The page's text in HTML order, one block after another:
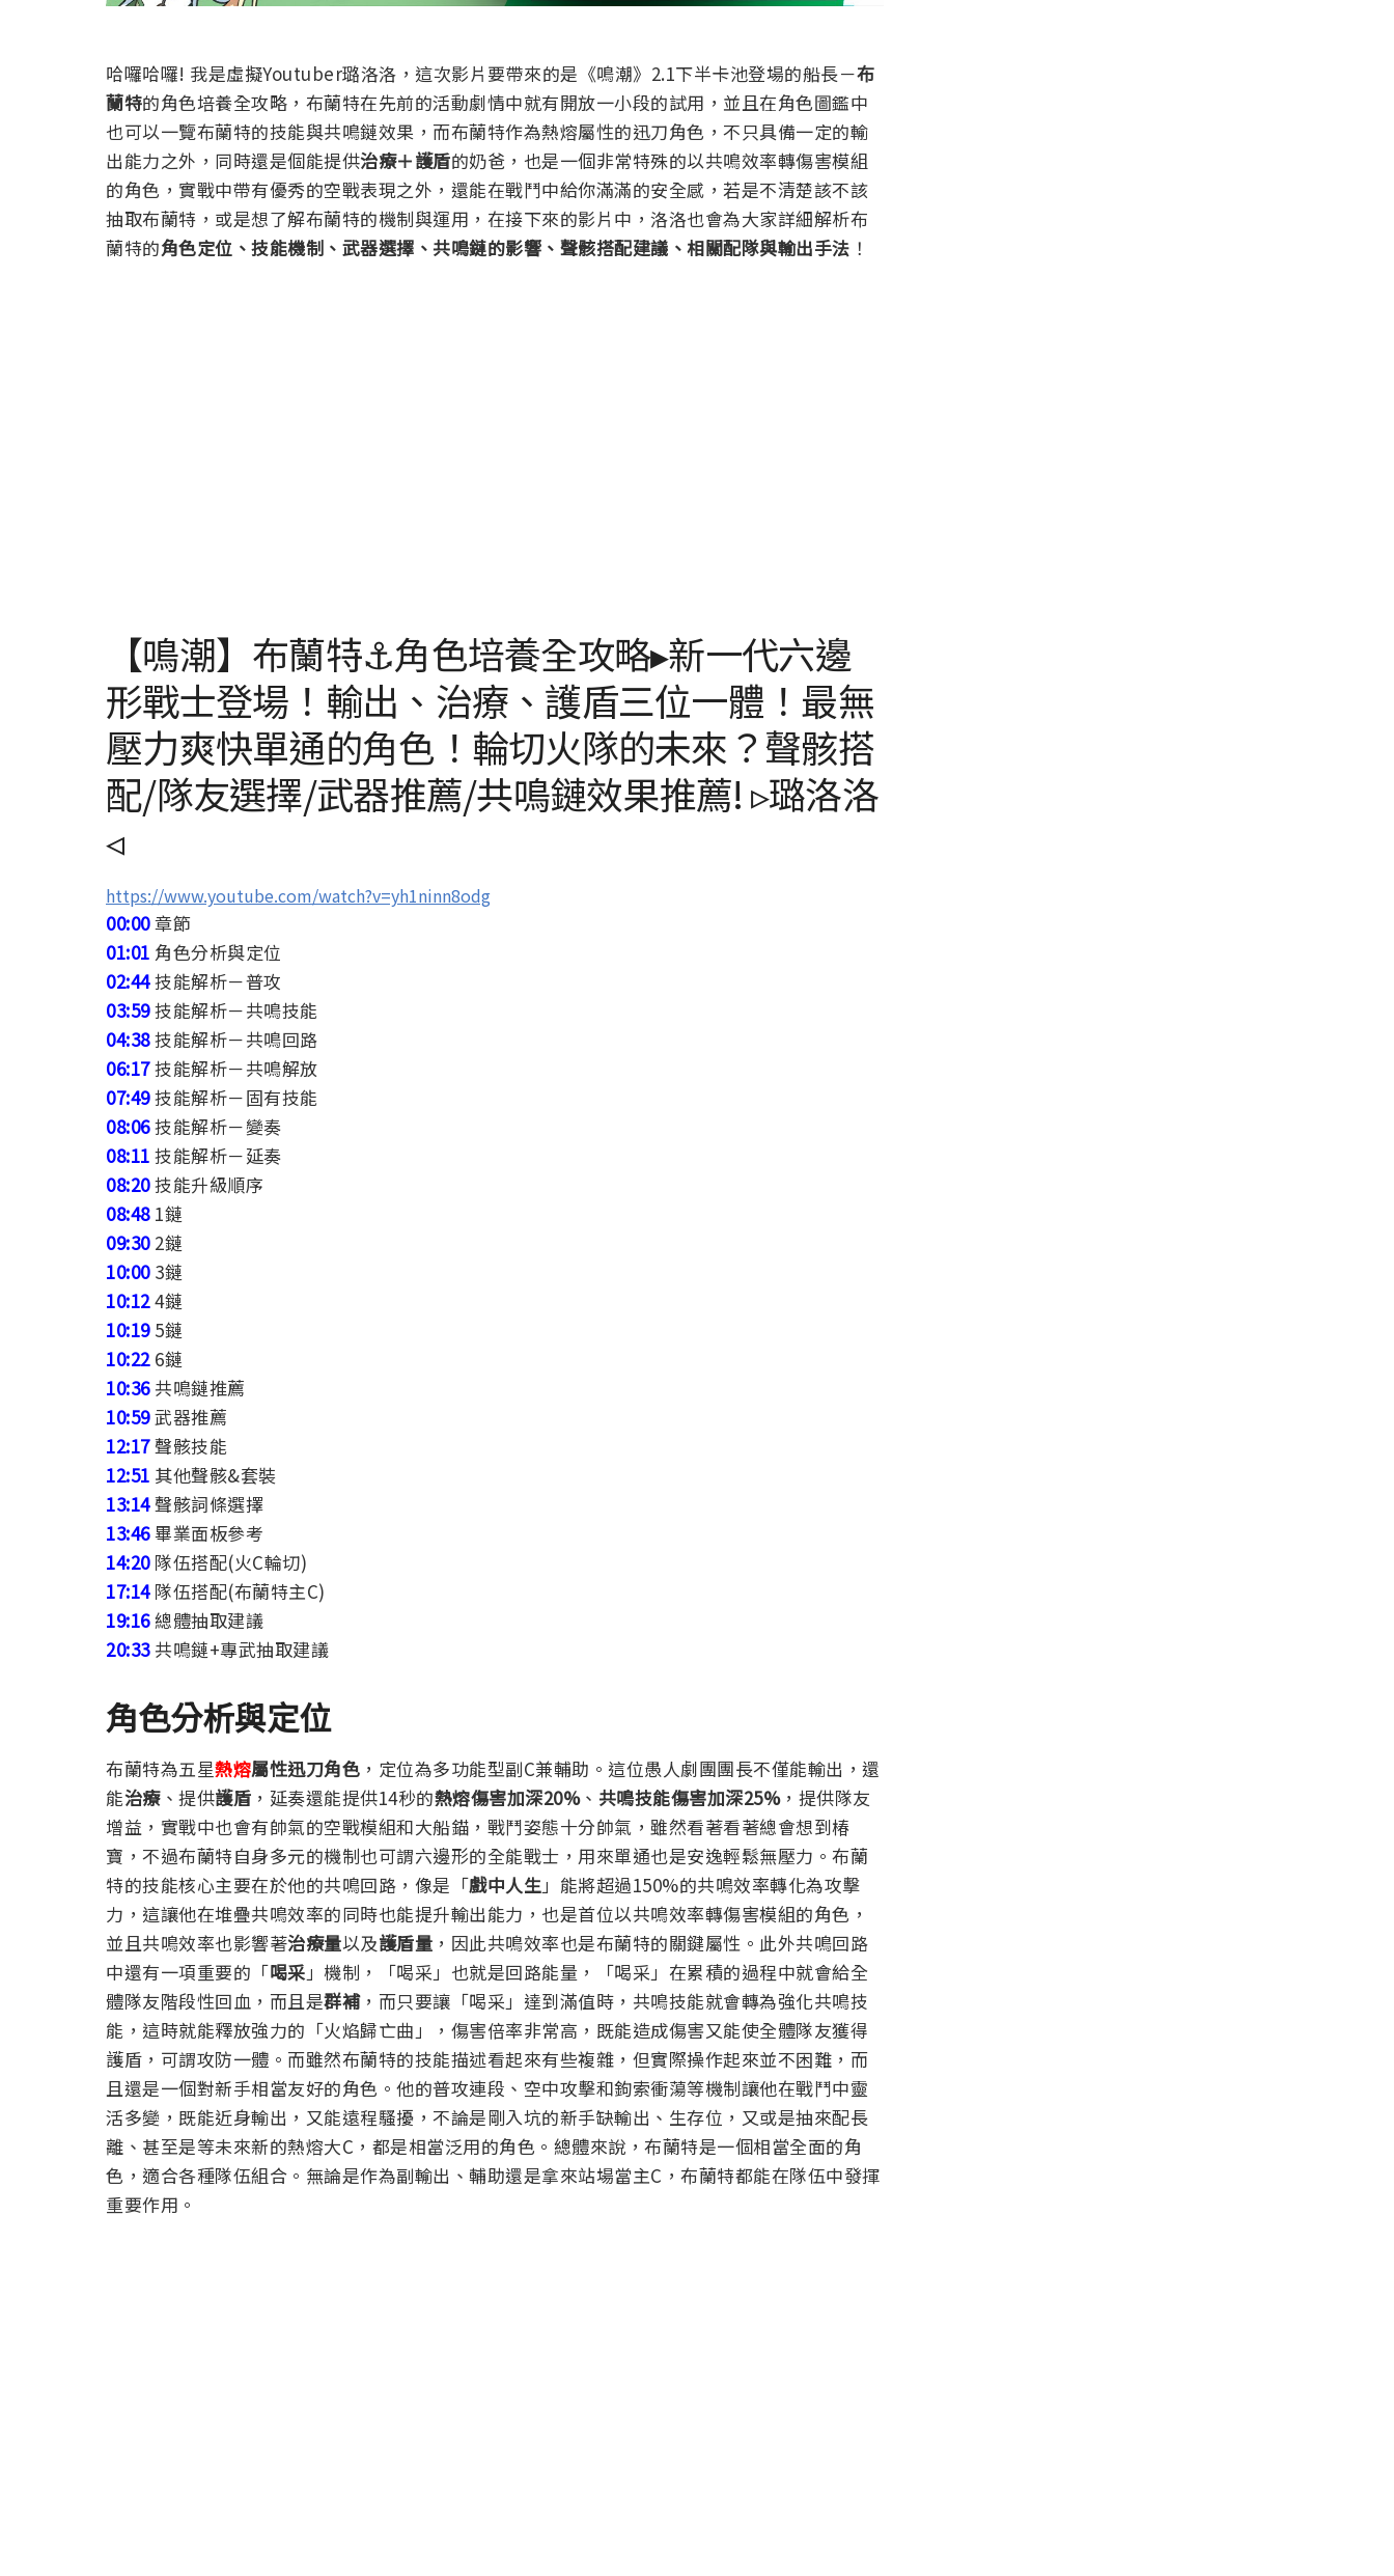
哈囉哈囉! 我是虛擬Youtuber璐洛洛，這次影片要帶來的是《鳴潮》2.1下半卡池登場的船長－布
蘭特的角色培養全攻略，布蘭特在先前的活動劇情中就有開放一小段的試用，並且在角色圖鑑中
也可以一覽布蘭特的技能與共鳴鏈效果，而布蘭特作為熱熔屬性的迅刀角色，不只具備一定的輸
出能力之外，同時還是個能提供治療＋護盾的奶爸，也是一個非常特殊的以共鳴效率轉傷害模組
的角色，實戰中帶有優秀的空戰表現之外，還能在戰鬥中給你滿滿的安全感，若是不清楚該不該
抽取布蘭特，或是想了解布蘭特的機制與運用，在接下來的影片中，洛洛也會為大家詳細解析布
蘭特的角色定位、技能機制、武器選擇、共鳴鏈的影響、聲骸搭配建議、相關配隊與輸出手法 ！
【鳴潮】布蘭特⚓角色培養全攻略▸新一代六邊
形戰士登場！輸出、治療、護盾三位一體！最無
壓力爽快單通的角色！輪切火隊的未來？聲骸搭
配/隊友選擇/武器推薦/共鳴鏈效果推薦! ▹璐洛洛
◃
https://www.youtube.com/watch?v=yh1ninn8odg
00:00章節
01:01 角色分析與定位
02:44技能解析－普攻
03:59技能解析－共鳴技能
04:38技能解析－共鳴回路
06:17技能解析－共鳴解放
07:49技能解析－固有技能
08:06技能解析－變奏
08:11 技能解析－延奏
08:20技能升級順序
08:481鏈
09:302鏈
10:00 3鏈
10:124鏈
10:19 5鏈
10:22 6鏈
10:36共鳴鏈推薦
10:59武器推薦
12:17聲骸技能
12:51 其他聲骸&套裝
13:14聲骸詞條選擇
13:46畢業面板參考
14:20隊伍搭配(火C輪切)
17:14 隊伍搭配(布蘭特主C)
19:16總體抽取建議
20:33 共鳴鏈+專武抽取建議
角色分析與定位
布蘭特為五星熱熔屬性迅刀角色 ，定位為多功能型副C兼輔助。這位愚人劇團團長不僅能輸出，還
能治療、提供護盾 ，延奏還能提供14秒的熱熔傷害加深20%、 共鳴技能傷害加深25%，提供隊友
增益，實戰中也會有帥氣的空戰模組和大船錨，戰鬥姿態十分帥氣，雖然看著看著總會想到椿
寶，不過布蘭特自身多元的機制也可謂六邊形的全能戰士，用來單通也是安逸輕鬆無壓力。 布蘭
特的技能核心主要在於他的共鳴回路，像是「戲中人生」能將超過150%的共鳴效率轉化為攻擊
力，這讓他在堆疊共鳴效率的同時也能提升輸出能力，也是首位以共鳴效率轉傷害模組的角色，
並且共鳴效率也影響著治療量以及護盾量 ，因此共鳴效率也是布蘭特的關鍵屬性。 此外共鳴回路
中還有一項重要的「喝采」機制，「喝采」也就是回路能量，「喝采」在累積的過程中就會給全
體隊友階段性回血，而且是群補，而只要讓「喝采」達到滿值時，共鳴技能就會轉為強化共鳴技
能，這時就能釋放強力的「火焰歸亡曲」，傷害倍率非常高，既能造成傷害又能使全體隊友獲得
護盾，可謂攻防一體。 而雖然布蘭特的技能描述看起來有些複雜，但實際操作起來並不困難，而
且還是一個對新手相當友好的角色。他的普攻連段、空中攻擊和鉤索衝蕩等機制讓他在戰鬥中靈
活多變，既能近身輸出，又能遠程騷擾，不論是剛入坑的新手缺輸出、生存位，又或是抽來配長
離、甚至是等未來新的熱熔大C，都是相當泛用的角色。總體來說，布蘭特是一個相當全面的角
色，適合各種隊伍組合。無論是作為副輸出、輔助還是拿來站場當主C，布蘭特都能在隊伍中發揮
重要作用。